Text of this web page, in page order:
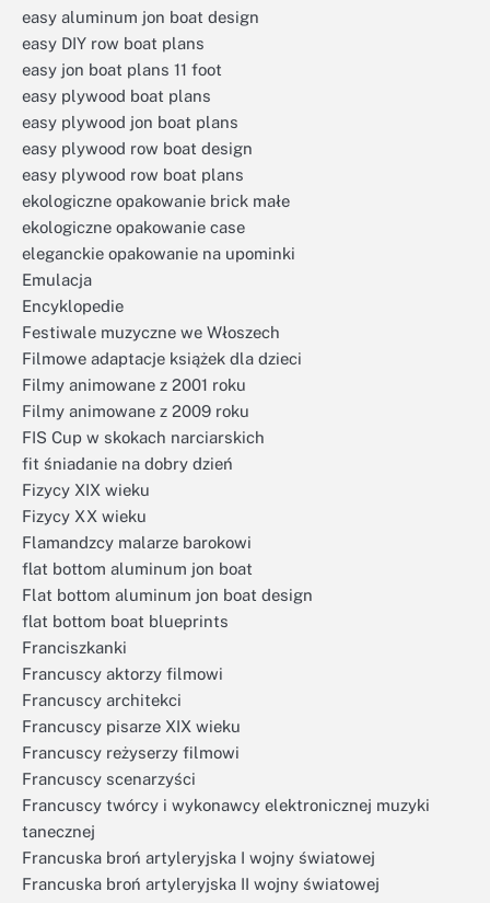
easy aluminum jon boat design
easy DIY row boat plans
easy jon boat plans 11 foot
easy plywood boat plans
easy plywood jon boat plans
easy plywood row boat design
easy plywood row boat plans
ekologiczne opakowanie brick małe
ekologiczne opakowanie case
eleganckie opakowanie na upominki
Emulacja
Encyklopedie
Festiwale muzyczne we Włoszech
Filmowe adaptacje książek dla dzieci
Filmy animowane z 2001 roku
Filmy animowane z 2009 roku
FIS Cup w skokach narciarskich
fit śniadanie na dobry dzień
Fizycy XIX wieku
Fizycy XX wieku
Flamandzcy malarze barokowi
flat bottom aluminum jon boat
Flat bottom aluminum jon boat design
flat bottom boat blueprints
Franciszkanki
Francuscy aktorzy filmowi
Francuscy architekci
Francuscy pisarze XIX wieku
Francuscy reżyserzy filmowi
Francuscy scenarzyści
Francuscy twórcy i wykonawcy elektronicznej muzyki
tanecznej
Francuska broń artyleryjska I wojny światowej
Francuska broń artyleryjska II wojny światowej